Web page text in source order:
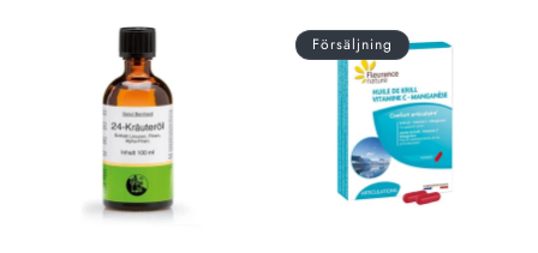
Försäljning